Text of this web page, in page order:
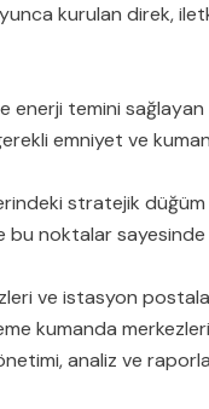
kurulan direk,
enerji temini
emniyet ve
stratejik düğüm
noktalar sayesinde
ve istasyon
kumanda
analiz ve